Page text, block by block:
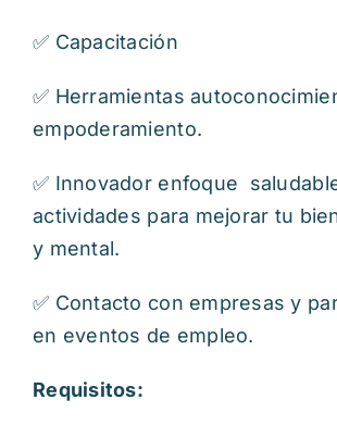
✅ Capacitación
✅ Herramientas
empoderamiento.
✅ Innovador enfoque
actividades para mejorar tu
y mental.
✅ Contacto con empresas y
en eventos de empleo.
Requisitos: